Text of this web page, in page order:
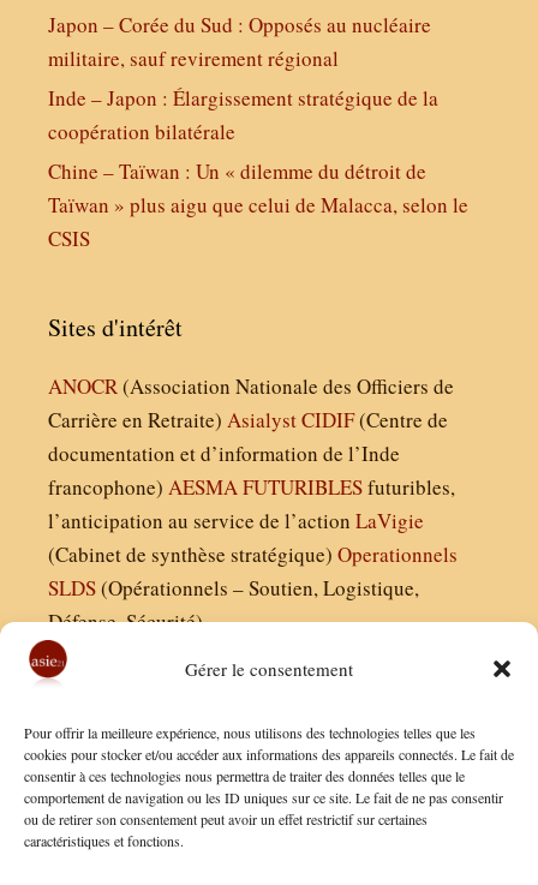
Gérer le consentement
Pour offrir la meilleure expérience, nous utilisons des technologies telles que les
cookies pour stocker et/ou accéder aux informations des appareils connectés. Le fait de
consentir à ces technologies nous permettra de traiter des données telles que le
comportement de navigation ou les ID uniques sur ce site. Le fait de ne pas consentir
ou de retirer son consentement peut avoir un effet restrictif sur certaines
caractéristiques et fonctions.
Japon – Corée du Sud : Opposés au nucléaire
militaire, sauf revirement régional
Inde – Japon : Élargissement stratégique de la
coopération bilatérale
Chine – Taïwan : Un « dilemme du détroit de
Taïwan » plus aigu que celui de Malacca, selon le
CSIS
Sites d'intérêt
ANOCR(Association Nationale des Officiers de
Carrière en Retraite) AsialystCIDIF(Centre de
documentation et d’information de l’Inde
francophone) AESMAFUTURIBLESfuturibles,
l’anticipation au service de l’action LaVigie
(Cabinet de synthèse stratégique) Operationnels
SLDS(Opérationnels – Soutien, Logistique,
Défense, Sécurité)
Finaldées EURL
Siège social : 13 avenue Boudon, 75016, Paris
Nous contacter